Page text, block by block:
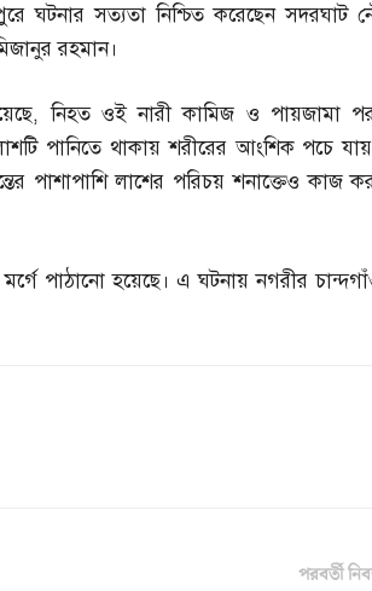
ঘটনার সত্যতা নিশ্চিত করেছেন সদরঘাট
রহমান।
,নিহত ওই নারী কামিজ ও পায়জামা
পানিতে থাকায় শরীরের আংশিক পচে
পাশাপাশি লাশের পরিচয় শনাক্তেও কাজ
পাঠানো হয়েছে। এ ঘটনায় নগরীর
পরবর্তী